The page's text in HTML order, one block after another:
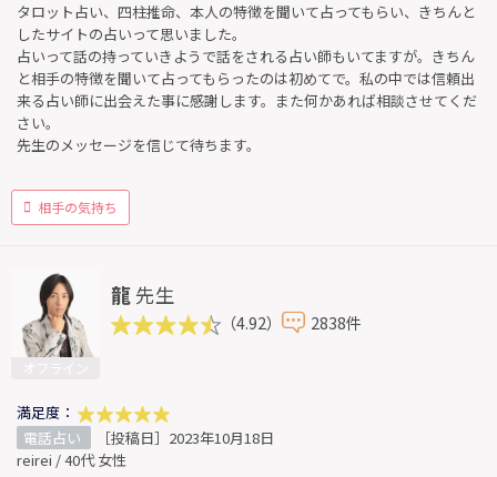
タロット占い、四柱推命、本人の特徴を聞いて占ってもらい、きちんと
したサイトの占いって思いました。
占いって話の持っていきようで話をされる占い師もいてますが。きちん
と相手の特徴を聞いて占ってもらったのは初めてで。私の中では信頼出
来る占い師に出会えた事に感謝します。また何かあれば相談させてくだ
さい。
先生のメッセージを信じて待ちます。
相手の気持ち
龍 先生
（4.92） 2838件
満足度：
電話占い
［投稿日］2023年10月18日
reirei / 40代 女性